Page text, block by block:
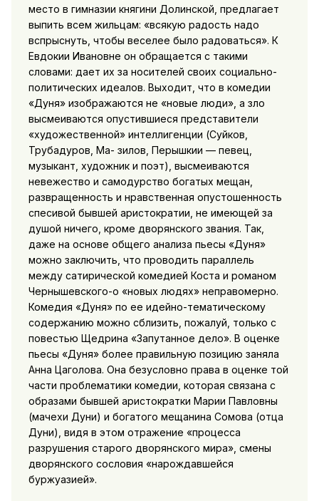
место в гимназии княгини Долинской, предлагает
выпить всем жильцам: «всякую радость надо
вспрыснуть, чтобы веселее было радоваться». К
Евдокии Ивановне он обращается с такими
словами: дает их за носителей своих социально-
политических идеалов. Выходит, что в комедии
«Дуня» изображаются не «новые люди», а зло
высмеиваются опустившиеся представители
«художественной» интеллигенции (Суйков,
Трубадуров, Ма- зилов, Перышкии — певец,
музыкант, художник и поэт), высмеиваются
невежество и самодурство богатых мещан,
развращенность и нравственная опустошенность
спесивой бывшей аристократии, не имеющей за
душой ничего, кроме дворянского звания. Так,
даже на основе общего анализа пьесы «Дуня»
можно заключить, что проводить параллель
между сатирической комедией Коста и романом
Чернышевского-о «новых людях» неправомерно.
Комедия «Дуня» по ее идейно-тематическому
содержанию можно сблизить, пожалуй, только с
повестью Щедрина «Запутанное дело». В оценке
пьесы «Дуня» более правильную позицию заняла
Анна Цаголова. Она безусловно права в оценке той
части проблематики комедии, которая связана с
образами бывшей аристократки Марии Павловны
(мачехи Дуни) и богатого мещанина Сомова (отца
Дуни), видя в этом отражение «процесса
разрушения старого дворянского мира», смены
дворянского сословия «нарождавшейся
буржуазией».